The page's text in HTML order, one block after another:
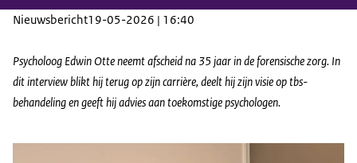
Nieuwsbericht19-05-2026 | 16:40
Psycholoog Edwin Otte neemt afscheid na 35 jaar in de forensische zorg. In
dit interview blikt hij terug op zijn carrière, deelt hij zijn visie op tbs-
behandeling en geeft hij advies aan toekomstige psychologen.